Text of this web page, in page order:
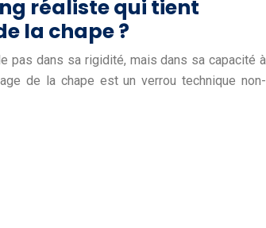
réaliste qui tient
la chape ?
pas dans sa rigidité, mais dans sa capacité à
de la chape est un verrou technique non-